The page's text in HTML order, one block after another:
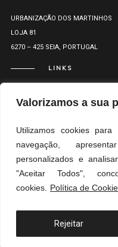
Valorizamos a sua
Utilizamos cookies
navegação,
personalizados e
"Aceitar Todos",
cookies.
Política de
Rejeitar
URBANIZAÇÃO DOS MARTINHOS
LOJA 81
6270 – 425 SEIA, PORTUGAL
LINKS